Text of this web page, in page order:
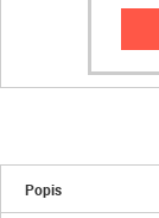
Popis